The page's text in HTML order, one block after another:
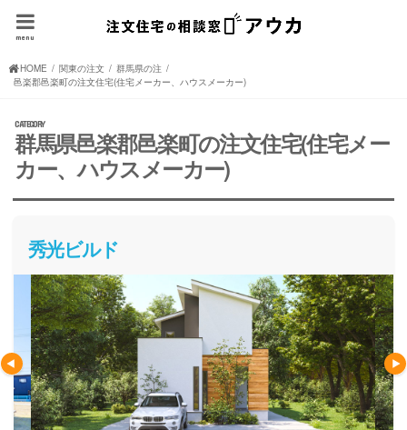
menu
HOME 関東の注文住宅(住宅メーカー、ハウスメーカー)
群馬県の注文住宅(住宅メーカー、ハウスメーカー)
邑楽郡邑楽町の注文住宅(住宅メーカー、ハウスメーカー)
群馬県邑楽郡邑楽町の注文住宅(住宅メー
カー、ハウスメーカー)
秀光ビルド